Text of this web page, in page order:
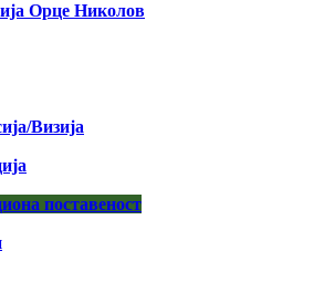
Орце Николов
Визија
поставеност